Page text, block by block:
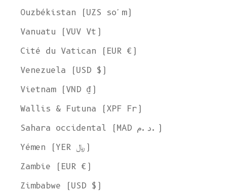
Ouzbékistan (UZS so'm)
Vanuatu (VUV Vt)
Cité du Vatican (EUR €)
Venezuela (USD $)
Vietnam (VND ₫)
Wallis & Futuna (XPF Fr)
Sahara occidental (MAD د.م.)
Yémen (YER ﷼)
Zambie (EUR €)
Zimbabwe (USD $)